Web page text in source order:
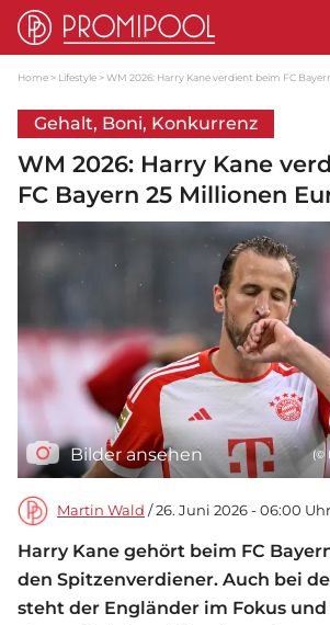
Home Lifestyle WM 2026: Harry Kane verdient beim FC
Gehalt, Boni, Konkurrenz
WM 2026: Harry Kane
FC Bayern 25 Millionen
Bilder ansehen (©
Martin Wald / 26. Juni 2026 - 06:00 Uhr
Harry Kane gehört beim FC
den Spitzenverdiener. Auch bei
steht der Engländer im Fokus